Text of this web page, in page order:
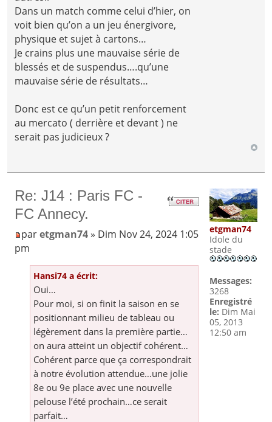
Dans un match comme celui d’hier, on
voit bien qu’on a un jeu énergivore,
physique et sujet à cartons…
Je crains plus une mauvaise série de
blessés et de suspendus….qu’une
mauvaise série de résultats…
Donc est ce qu’un petit renforcement
au mercato ( derrière et devant ) ne
serait pas judicieux ?
Re: J14 : Paris FC -
FC Annecy.
paretgman74» Dim Nov 24, 2024 1:05
pm
Hansi74 a écrit:
Oui…
Pour moi, si on finit la saison en se
positionnant milieu de tableau ou
légèrement dans la première partie…
on aura atteint un objectif cohérent…
Cohérent parce que ça correspondrait
à notre évolution attendue…une jolie
8e ou 9e place avec une nouvelle
pelouse l’été prochain…ce serait
parfait…
etgman74
Idole du
stade
Messages:
3268
Enregistré
le: Dim Mai
05, 2013
12:50 am